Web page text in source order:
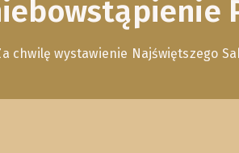
chwilę wystawienie Najświętszego